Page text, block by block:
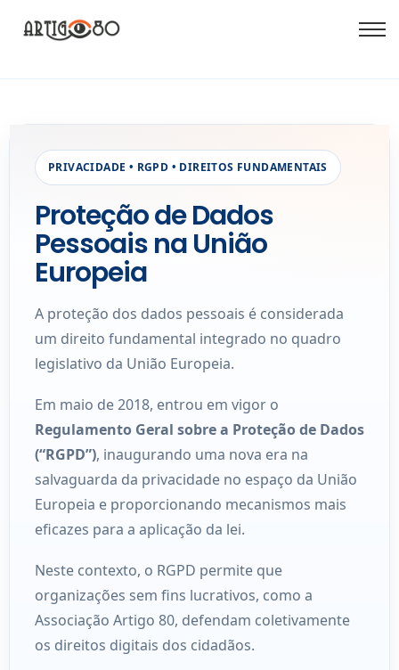
PRIVACIDADE • RGPD • DIREITOS FUNDAMENTAIS
Proteção de Dados
Pessoais na União
Europeia
A proteção dos dados pessoais é considerada
um direito fundamental integrado no quadro
legislativo da União Europeia.
Em maio de 2018, entrou em vigor o
Regulamento Geral sobre a Proteção de Dados
(“RGPD”), inaugurando uma nova era na
salvaguarda da privacidade no espaço da União
Europeia e proporcionando mecanismos mais
eficazes para a aplicação da lei.
Neste contexto, o RGPD permite que
organizações sem fins lucrativos, como a
Associação Artigo 80, defendam coletivamente
os direitos digitais dos cidadãos.